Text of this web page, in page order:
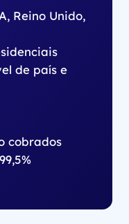
Reino Unido,
de país e
cobrados